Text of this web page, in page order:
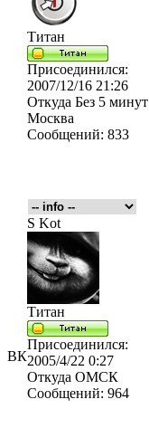
ВК
Титан
Присоединился:
2007/12/16 21:26
Откуда Без 5 минут
Москва
Сообщений: 833
S Kot
Титан
Присоединился:
2005/4/22 0:27
Откуда ОМСК
Сообщений: 964